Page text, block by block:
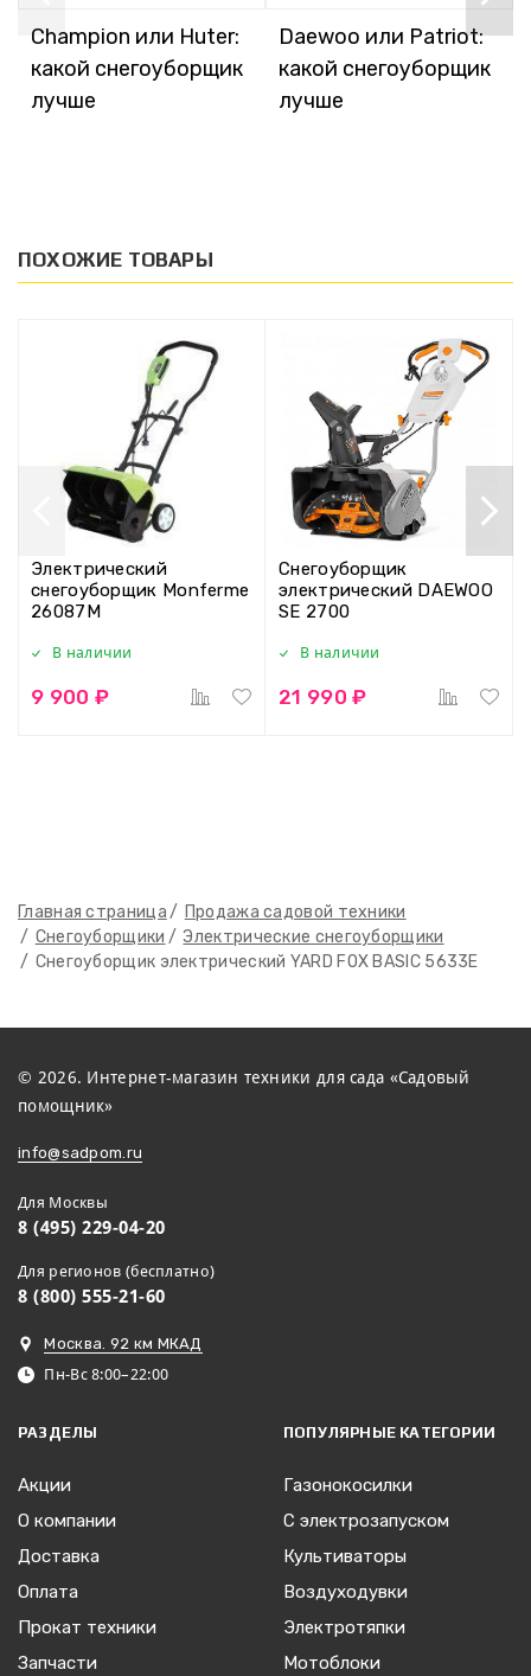
Главная страница
Продажа садовой техники
Снегоуборщики
Электрические снегоуборщики
Снегоуборщик электрический YARD FOX BASIC 5633Е
Champion или Huter:
какой снегоуборщик
лучше
Daewoo или Patriot:
какой снегоуборщик
лучше
ПОХОЖИЕ ТОВАРЫ
Электрический
снегоуборщик Monferme
26087M
В наличии
9 900 ₽
Снегоуборщик
электрический DAEWOO
SE 2700
В наличии
21 990 ₽
© 2026. Интернет-магазин техники для сада «Садовый
помощник»
info@sadpom.ru
Для Москвы
8 (495) 229-04-20
Для регионов (бесплатно)
8 (800) 555-21-60
Москва. 92 км МКАД
Пн-Вс 8:00–22:00
РАЗДЕЛЫ
Акции
О компании
Доставка
Оплата
Прокат техники
Запчасти
ПОПУЛЯРНЫЕ КАТЕГОРИИ
Газонокосилки
С электрозапуском
Культиваторы
Воздуходувки
Электротяпки
Мотоблоки